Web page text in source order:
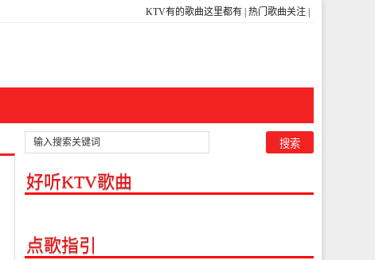
KTV有的歌曲这里都有 热门歌曲关注
好听KTV歌曲
点歌指引